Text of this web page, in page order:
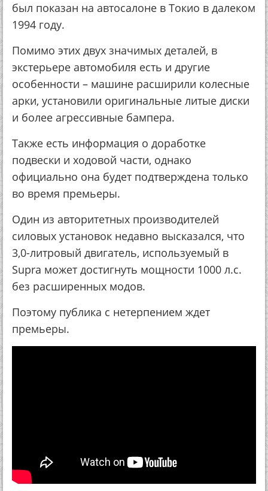
был показан на автосалоне в Токио в далеком
1994 году.
Помимо этих двух значимых деталей, в
экстерьере автомобиля есть и другие
особенности – машине расширили колесные
арки, установили оригинальные литые диски
и более агрессивные бампера.
Также есть информация о доработке
подвески и ходовой части, однако
официально она будет подтверждена только
во время премьеры.
Один из авторитетных производителей
силовых установок недавно высказался, что
3,0-литровый двигатель, используемый в
Supra может достигнуть мощности 1000 л.с.
без расширенных модов.
Поэтому публика с нетерпением ждет
премьеры.